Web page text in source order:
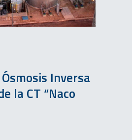
Inversa
la CT “Naco